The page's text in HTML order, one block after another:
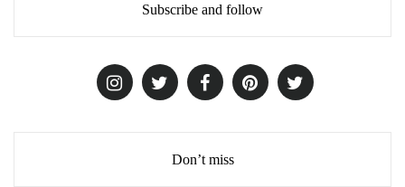
Subscribe and follow
Don’t miss